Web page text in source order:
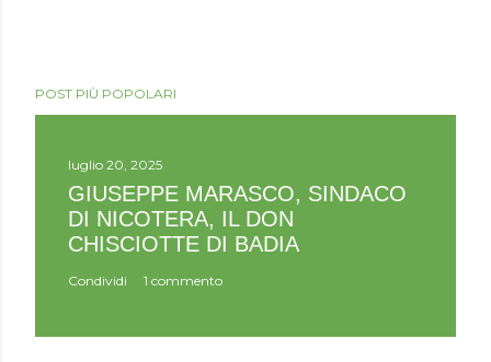
sPOST PIÙ POPOLARI
luglio 20, 2025
GIUSEPPE MARASCO, SINDACO
DI NICOTERA, IL DON
CHISCIOTTE DI BADIA
Condividi 1 commento